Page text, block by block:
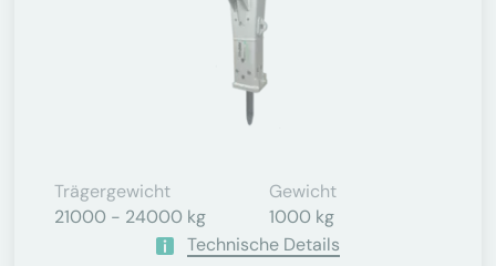
Trägergewicht
21000 - 24000 kg
Gewicht
1000 kg
Technische Details